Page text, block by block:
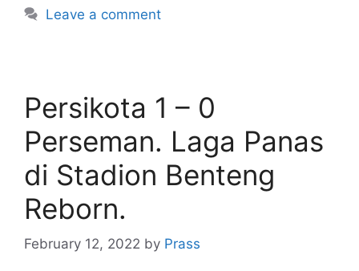
Leave a comment
Persikota 1 – 0
Perseman. Laga Panas
di Stadion Benteng
Reborn.
February 12, 2022 by Prass